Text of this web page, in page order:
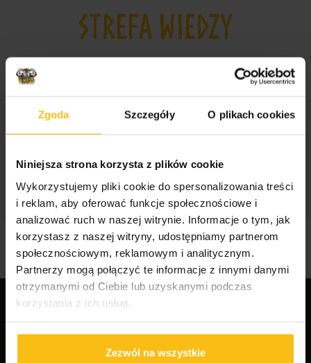
Zgoda Szczegóły O plikach cookies
Niniejsza strona korzysta z plików cookie
Wykorzystujemy pliki cookie do spersonalizowania treści
i reklam, aby oferować funkcje społecznościowe i
analizować ruch w naszej witrynie. Informacje o tym, jak
korzystasz z naszej witryny, udostępniamy partnerom
społecznościowym, reklamowym i analitycznym.
Partnerzy mogą połączyć te informacje z innymi danymi
otrzymanymi od Ciebie lub uzyskanymi podczas
korzystania z ich usług.
Zezwól na wszystkie
STREFA WIEDZY
Odżywki, witaminy i minerały dla sportowców i
Suplementy dla mężczyzn i kobiet
Jak wybrać odpowiednie odżywki dla
Najlepsze suplementy dla sportowców